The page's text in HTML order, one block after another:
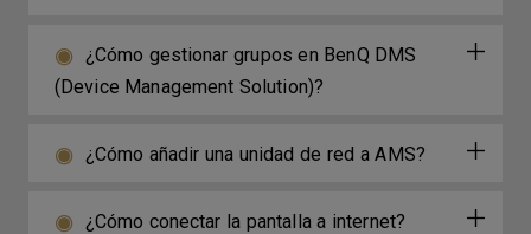
¿Cómo gestionar grupos en BenQ DMS
(Device Management Solution)?
¿Cómo añadir una unidad de red a AMS?
¿Cómo conectar la pantalla a internet?